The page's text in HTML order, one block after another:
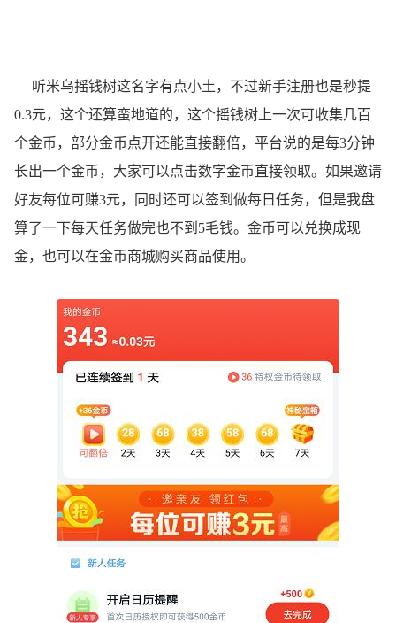
听米乌摇钱树这名字有点小土，不过新手注册也是秒提
0.3元，这个还算蛮地道的，这个摇钱树上一次可收集几百
个金币，部分金币点开还能直接翻倍，平台说的是每3分钟
长出一个金币，大家可以点击数字金币直接领取。如果邀请
好友每位可赚3元，同时还可以签到做每日任务，但是我盘
算了一下每天任务做完也不到5毛钱。金币可以兑换成现
金，也可以在金币商城购买商品使用。